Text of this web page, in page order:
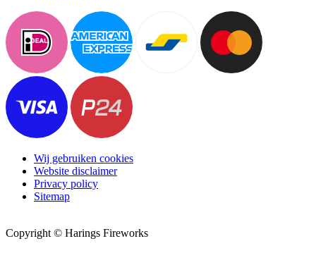
Wij gebruiken cookies
Website disclaimer
Privacy policy
Sitemap
Copyright © Harings Fireworks